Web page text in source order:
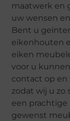
maatwerk en
uw wensen
Bent u
eikenhouten
eiken
voor u
contact op en
zodat wij u zo
een
gewenst